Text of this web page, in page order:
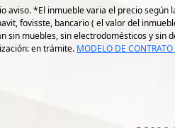
aviso. *El inmueble varia el precio
fovisste, bancario ( el valor del
sin muebles, sin electrodomésticos y
en trámite. MODELO DE CONTRATO